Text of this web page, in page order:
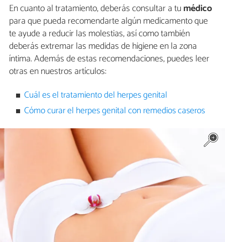
En cuanto al tratamiento, deberás consultar a tumédico
para que pueda recomendarte algún medicamento que
te ayude a reducir las molestias, así como también
deberás extremar las medidas de higiene en la zona
íntima. Además de estas recomendaciones, puedes leer
otras en nuestros artículos:
Cuál es el tratamiento del herpes genital
Cómo curar el herpes genital con remedios caseros